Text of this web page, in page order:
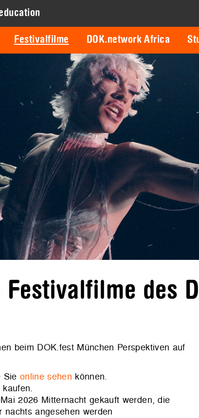
Festivalfilme DOK.network Africa
Festivalfilme des
beim DOK.fest München Perspektiven auf
Sie online sehen können.
2026 Mitternacht gekauft werden, die
angesehen werden